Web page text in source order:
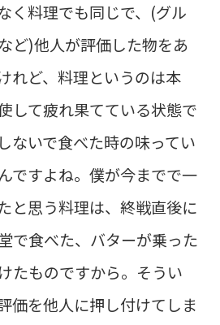
く料理でも同じで、(グル
ど)他人が評価した物をあ
れど、料理というのは本
して疲れ果てている状態で
ないで食べた時の味ってい
ですよね。僕が今までで一
と思う料理は、終戦直後に
で食べた、バターが乗った
たものですから。そうい
価を他人に押し付けてしま